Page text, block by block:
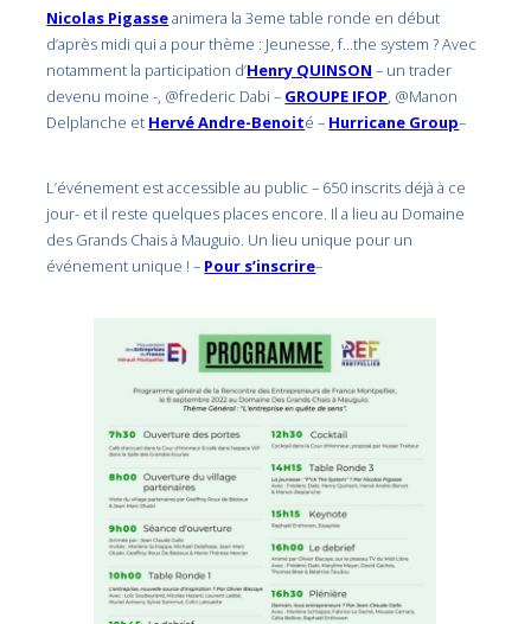
Nicolas Pigasseanimera la 3eme table ronde en début
d’après midi qui a pour thème : Jeunesse, f…the system ? Avec
notamment la participation d’Henry QUINSON – un trader
devenu moine -, @frederic Dabi – GROUPE IFOP, @Manon
Delplanche et Hervé Andre-Benoité – Hurricane Group–
L’événement est accessible au public – 650 inscrits déjà à ce
jour- et il reste quelques places encore. Il a lieu au Domaine
des Grands Chais à Mauguio. Un lieu unique pour un
événement unique ! – Pour s’inscrire–